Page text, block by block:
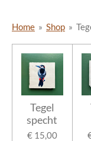
Home » Shop »
Tegel
specht
€ 15,00